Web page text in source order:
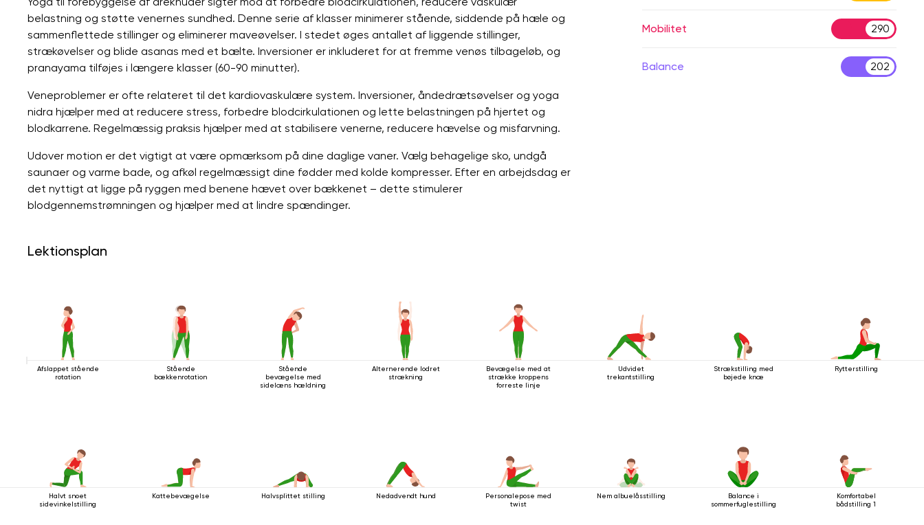
belastning og støtte venernes sundhed. Denne serie af klasser minimerer stående, siddende på hæle og
sammenflettede stillinger og eliminerer maveøvelser. I stedet øges antallet af liggende stillinger,
strækøvelser og blide asanas med et bælte. Inversioner er inkluderet for at fremme venøs tilbageløb, og
pranayama tilføjes i længere klasser (60-90 minutter).
Veneproblemer er ofte relateret til det kardiovaskulære system. Inversioner, åndedrætsøvelser og yoga
nidra hjælper med at reducere stress, forbedre blodcirkulationen og lette belastningen på hjertet og
blodkarrene. Regelmæssig praksis hjælper med at stabilisere venerne, reducere hævelse og misfarvning.
Udover motion er det vigtigt at være opmærksom på dine daglige vaner. Vælg behagelige sko, undgå
saunaer og varme bade, og afkøl regelmæssigt dine fødder med kolde kompresser. Efter en arbejdsdag er
det nyttigt at ligge på ryggen med benene hævet over bækkenet – dette stimulerer
blodgennemstrømningen og hjælper med at lindre spændinger.
Mobilitet 290
Balance 202
Lektionsplan
Afslappet stående
rotation
Stående
bækkenrotation
Stående
bevægelse med
sidelæns hældning
Alternerende lodret
strækning
Bevægelse med at
strække kroppens
forreste linje
Udvidet
trekantstilling
Strækstilling med
bøjede knæ
Rytterstilling
Halvt snoet
sidevinkelstilling
Kattebevægelse Halvsplittet stilling Nedadvendt hund
Personalepose med
twist
Nem albuelåsstilling
Balance i
sommerfuglestilling
Komfortabel
bådstilling 1